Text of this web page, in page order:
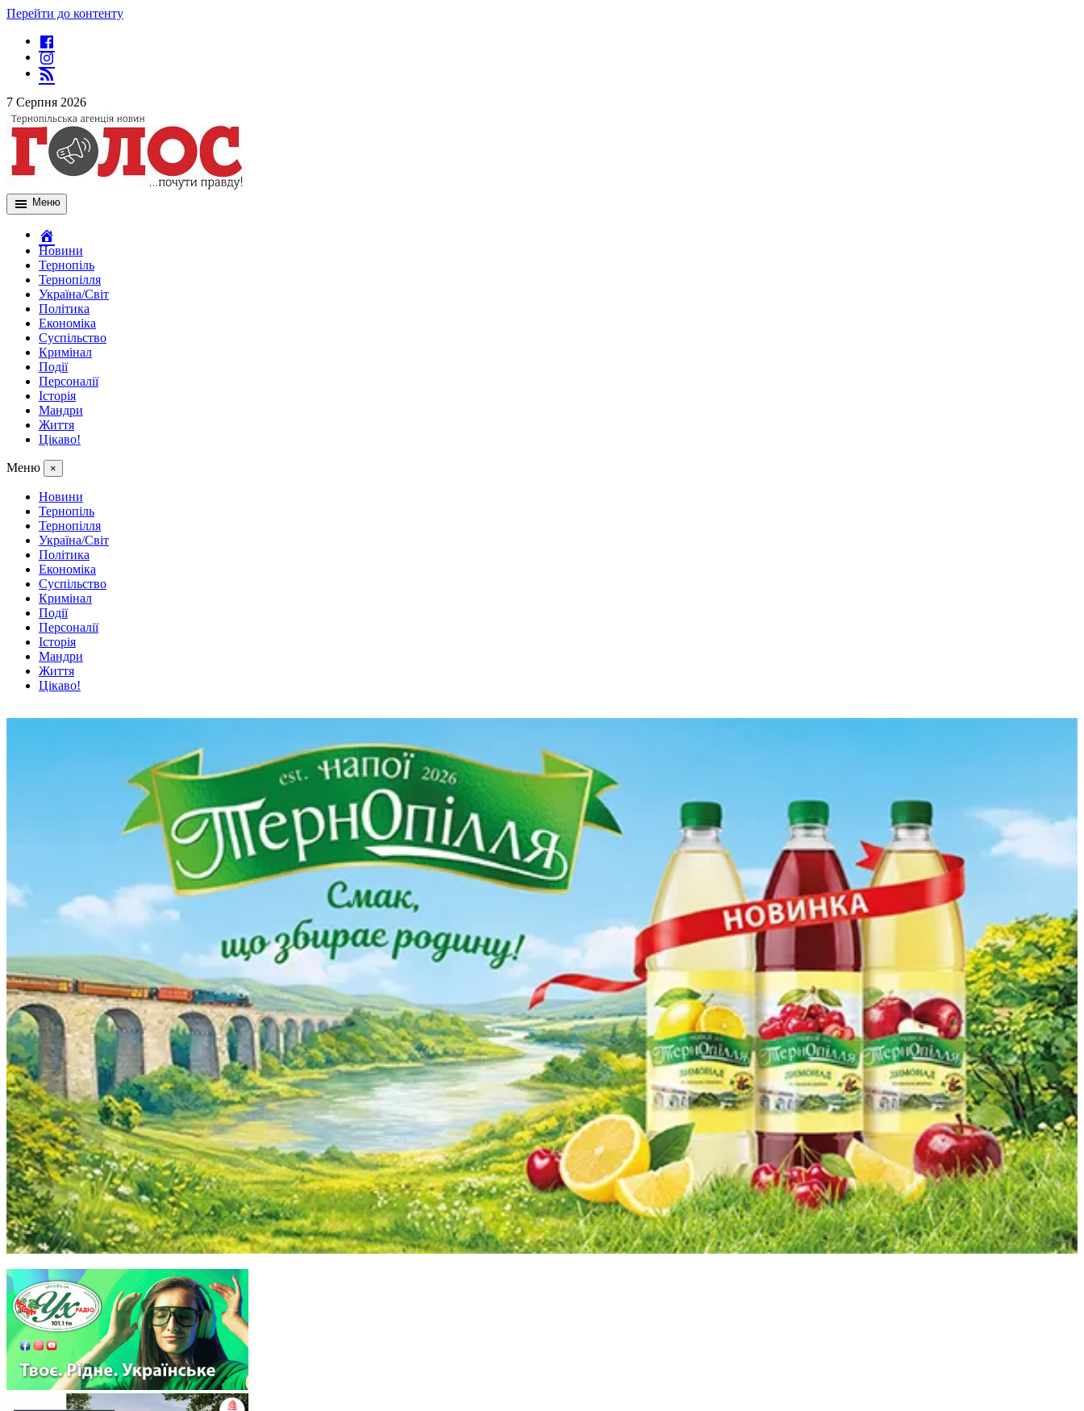
Перейти до контенту
7 Серпня 2026
Меню
Новини
Тернопіль
Тернопілля
Україна/Світ
Політика
Економіка
Суспільство
Кримінал
Події
Персоналії
Історія
Мандри
Життя
Цікаво!
Меню ×
Новини
Тернопіль
Тернопілля
Україна/Світ
Політика
Економіка
Суспільство
Кримінал
Події
Персоналії
Історія
Мандри
Життя
Цікаво!